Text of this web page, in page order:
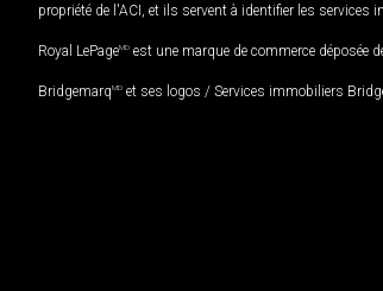
propriété de l'ACI, et ils servent à identifier les
Royal LePageMD est une marque de commerce déposée
BridgemarqMD et ses logos / Services immobiliers